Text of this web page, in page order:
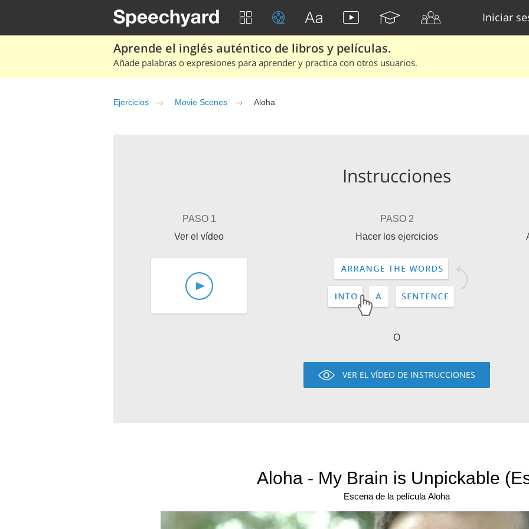
Iniciar
Aprende el inglés auténtico de libros y películas.
Añade palabras o expresiones para aprender y practica con otros usuarios.
Ejercicios Movie Scenes Aloha
Instrucciones
PASO 1
Ver el vídeo
PASO 2
Hacer los ejercicios
O
VER EL VÍDEO DE INSTRUCCIONES
Aloha - My Brain is Unpickable
Escena de la película Aloha